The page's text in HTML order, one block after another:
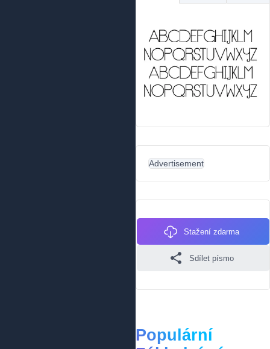
Advertisement
Stažení zdarma
Sdílet písmo
Populární